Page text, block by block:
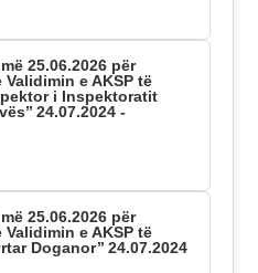
25.06.2026 për
e AKSP të
i Inspektoratit
24.07.2024 -
25.06.2026 për
e AKSP të
Doganor’’ 24.07.2024